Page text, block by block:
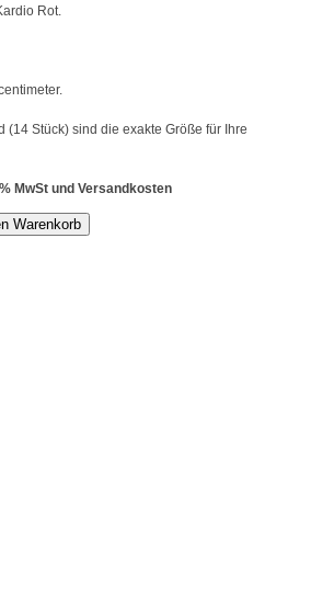
Rot.
(14 Stück) sind die exakte Größe für Ihre
MwSt und Versandkosten